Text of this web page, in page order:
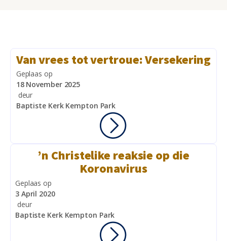
Van vrees tot vertroue: Versekering
Geplaas op
18 November 2025
deur
Baptiste Kerk Kempton Park
’n Christelike reaksie op die
Koronavirus
Geplaas op
3 April 2020
deur
Baptiste Kerk Kempton Park